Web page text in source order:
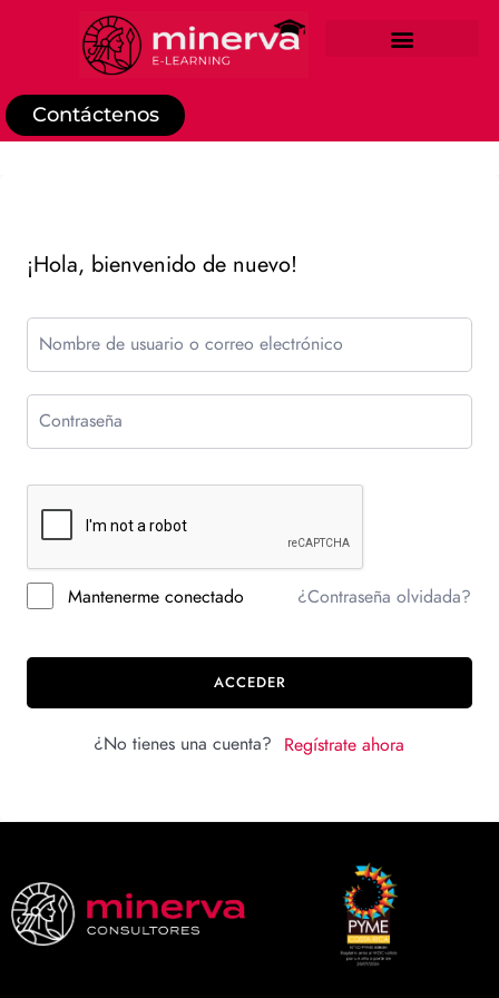
Contáctenos
¡Hola, bienvenido de nuevo!
Mantenerme conectado ¿Contraseña olvidada?
ACCEDER
¿No tienes una cuenta? Regístrate ahora